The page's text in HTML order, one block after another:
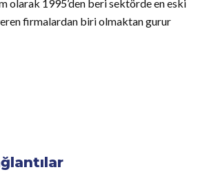
olarak 1995’den beri sektörde en eski
firmalardan biri olmaktan gurur